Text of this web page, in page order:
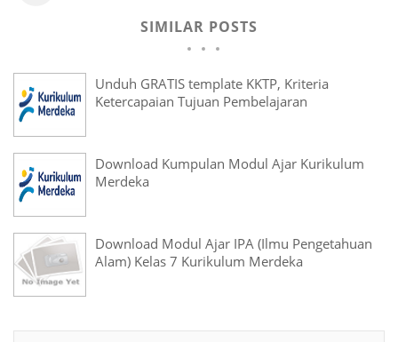
SIMILAR POSTS
Unduh GRATIS template KKTP, Kriteria
Ketercapaian Tujuan Pembelajaran
Download Kumpulan Modul Ajar Kurikulum
Merdeka
Download Modul Ajar IPA (Ilmu Pengetahuan
Alam) Kelas 7 Kurikulum Merdeka